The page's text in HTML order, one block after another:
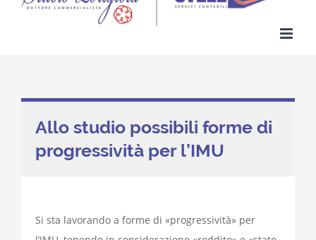
Allo studio possibili forme di
progressività per l’IMU
Si sta lavorando a forme di «progressività» per